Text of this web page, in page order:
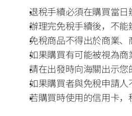
退稅手續必須在購買當日
辦理完免稅手續後，不能
免稅商品不得出於商業
如果購買有可能被視為
請在出發時向海關出示
如果購買者與免稅申請
若購買時使用的信用卡